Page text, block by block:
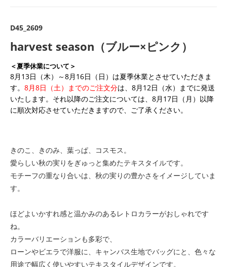
D45_2609
harvest season（ブルー×ピンク）
＜夏季休業について＞
8月13日（木）～8月16日（日）は夏季休業とさせていただきま
す。 8月8日（土）までのご注文分は、8月12日（水）までに発送
いたします。それ以降のご注文については、8月17日（月）以降
に順次対応させていただきますので、ご了承ください。
きのこ、きのみ、葉っぱ、コスモス。
愛らしい秋の実りをぎゅっと集めたテキスタイルです。
モチーフの重なり合いは、秋の実りの豊かさをイメージしていま
す。
ほどよいかすれ感と温かみのあるレトロカラーがおしゃれです
ね。
カラーバリエーションも多彩で、
ローンやビエラで洋服に、キャンバス生地でバッグにと、色々な
用途で幅広く使いやすいテキスタイルデザインです。